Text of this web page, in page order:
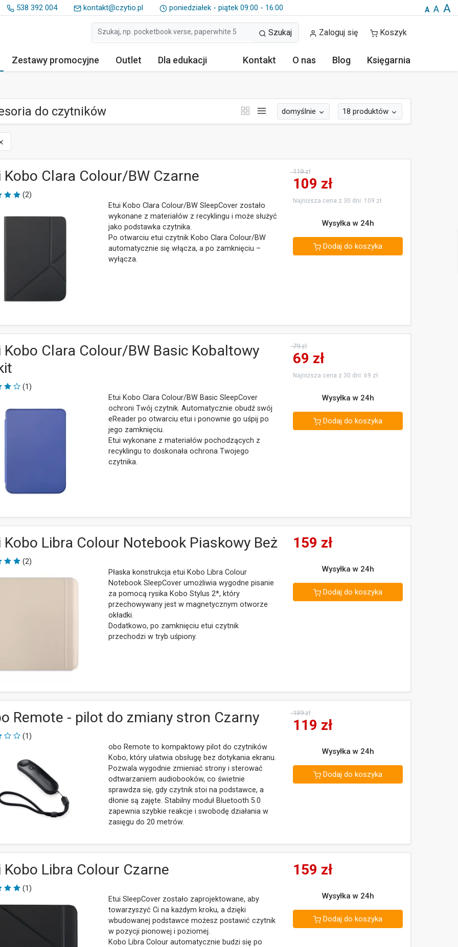
538 392 004 kontakt@czytio.pl poniedziałek - piątek 09:00 - 16:00 A A A
Szukaj Zaloguj się Koszyk
Zestawy promocyjne Outlet Dla edukacji Kontakt O nas Blog Księgarnia
do czytników domyślnie 18 produktów
Kobo Clara Colour/BW Czarne
(2)
Etui Kobo Clara Colour/BW SleepCover zostało
wykonane z materiałów z recyklingu i może służyć
jako podstawka czytnika.
Po otwarciu etui czytnik Kobo Clara Colour/BW
automatycznie się włącza, a po zamknięciu –
wyłącza.
119 zł
109 zł
Najniższa cena z 30 dni: 109 zł
Wysyłka w 24h
Dodaj do koszyka
Kobo Clara Colour/BW Basic Kobaltowy
(1)
Etui Kobo Clara Colour/BW Basic SleepCover
ochroni Twój czytnik. Automatycznie obudź swój
eReader po otwarciu etui i ponownie go uśpij po
jego zamknięciu.
Etui wykonane z materiałów pochodzących z
recyklingu to doskonała ochrona Twojego
czytnika.
79 zł
69 zł
Najniższa cena z 30 dni: 69 zł
Wysyłka w 24h
Dodaj do koszyka
Kobo Libra Colour Notebook Piaskowy Beż
(2)
Płaska konstrukcja etui Kobo Libra Colour
Notebook SleepCover umożliwia wygodne pisanie
za pomocą rysika Kobo Stylus 2*, który
przechowywany jest w magnetycznym otworze
okładki.
Dodatkowo, po zamknięciu etui czytnik
przechodzi w tryb uśpiony.
159 zł
Wysyłka w 24h
Dodaj do koszyka
Remote - pilot do zmiany stron Czarny
(1)
obo Remote to kompaktowy pilot do czytników
Kobo, który ułatwia obsługę bez dotykania ekranu.
Pozwala wygodnie zmieniać strony i sterować
odtwarzaniem audiobooków, co świetnie
sprawdza się, gdy czytnik stoi na podstawce, a
dłonie są zajęte. Stabilny moduł Bluetooth 5.0
zapewnia szybkie reakcje i swobodę działania w
zasięgu do 20 metrów.
139 zł
119 zł
Wysyłka w 24h
Dodaj do koszyka
Kobo Libra Colour Czarne
(1)
Etui SleepCover zostało zaprojektowane, aby
towarzyszyć Ci na każdym kroku, a dzięki
wbudowanej podstawce możesz postawić czytnik
w pozycji pionowej i poziomej.
Kobo Libra Colour automatycznie budzi się po
159 zł
Wysyłka w 24h
Dodaj do koszyka